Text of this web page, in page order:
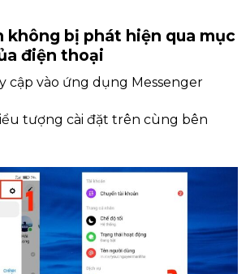
bị phát hiện qua mục
điện thoại
cập vào ứng dụng Messenger
tượng cài đặt trên cùng bên